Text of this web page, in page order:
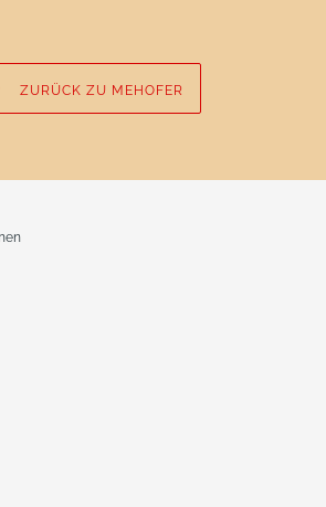
ZURÜCK ZU MEHOFER